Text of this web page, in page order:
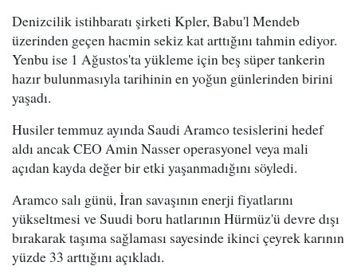
Denizcilik istihbaratı şirketi Kpler, Babu'l Mendeb
üzerinden geçen hacmin sekiz kat arttığını tahmin ediyor.
Yenbu ise 1 Ağustos'ta yükleme için beş süper tankerin
hazır bulunmasıyla tarihinin en yoğun günlerinden birini
yaşadı.
Husiler temmuz ayında Saudi Aramco tesislerini hedef
aldı ancak CEO Amin Nasser operasyonel veya mali
açıdan kayda değer bir etki yaşanmadığını söyledi.
Aramco salı günü, İran savaşının enerji fiyatlarını
yükseltmesi ve Suudi boru hatlarının Hürmüz'ü devre dışı
bırakarak taşıma sağlaması sayesinde ikinci çeyrek karının
yüzde 33 arttığını açıkladı.